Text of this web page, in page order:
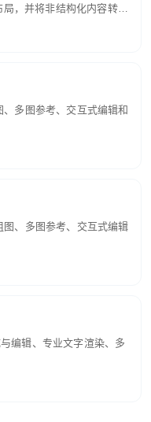
，并将非结构化内容转换
。
多图参考、交互式编辑和
、多图参考、交互式编辑
编辑、专业文字渲染、多